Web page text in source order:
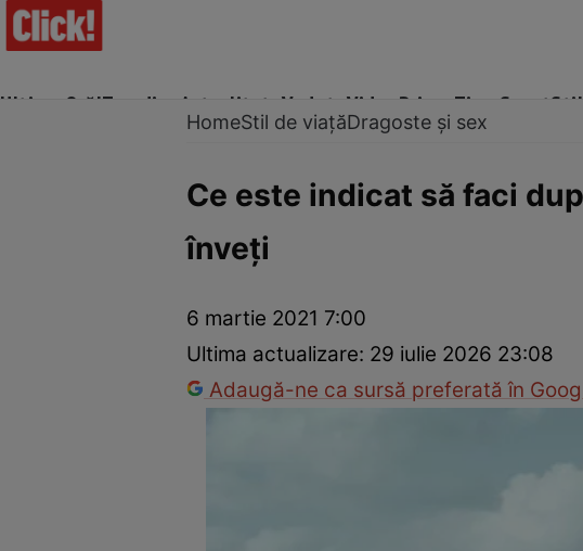
Ultima Oră!Trending Actualitate Vedete Video Prime Time Sport
Dragoste și Sex
HomeStil de viațăDragoste și sex
Ce este indicat să faci
înveţi
6 martie 2021 7:00
Ultima actualizare: 29 iulie 2026 23:08
Adaugă-ne ca sursă preferată în